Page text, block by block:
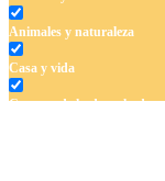
Animales y naturaleza
Casa y vida
Cuentos de hadas y hadas